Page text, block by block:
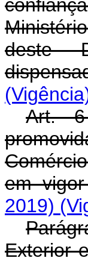
deste
Art.
em
2019)
Exterior